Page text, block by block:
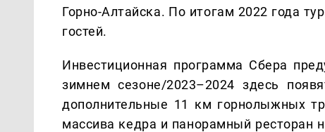
Горно-Алтайска. По итогам 2022 года
гостей.
Инвестиционная программа Сбера
зимнем сезоне/2023–2024 здесь
дополнительные 11 км горнолыжных
массива кедра и панорамный ресторан